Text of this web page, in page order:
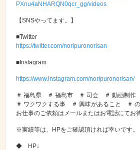
PXnu4aNHARQN0qcr_gg/videos
【SNSやってます。】
■Twitter
https://twitter.com/noripuronorisan
■Instagram
https://www.instagram.com/noripuronorisan/
＃ 福島県 ＃ 福島市 ＃ 司会 ＃ 動画制作
＃ ワクワクする事 ＃ 興味があること ＃
お仕事のご依頼はメールまたはお電話にてお
※実績等は、HPをご確認頂ければ幸いです。
◆ HP↓